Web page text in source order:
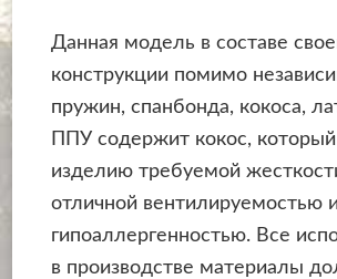
Данная модель в составе
конструкции помимо
пружин, спанбонда, кокоса,
ППУ содержит кокос,
изделию требуемой
отличной вентилируемостью и
гипоаллергенностью. Все
в производстве материалы